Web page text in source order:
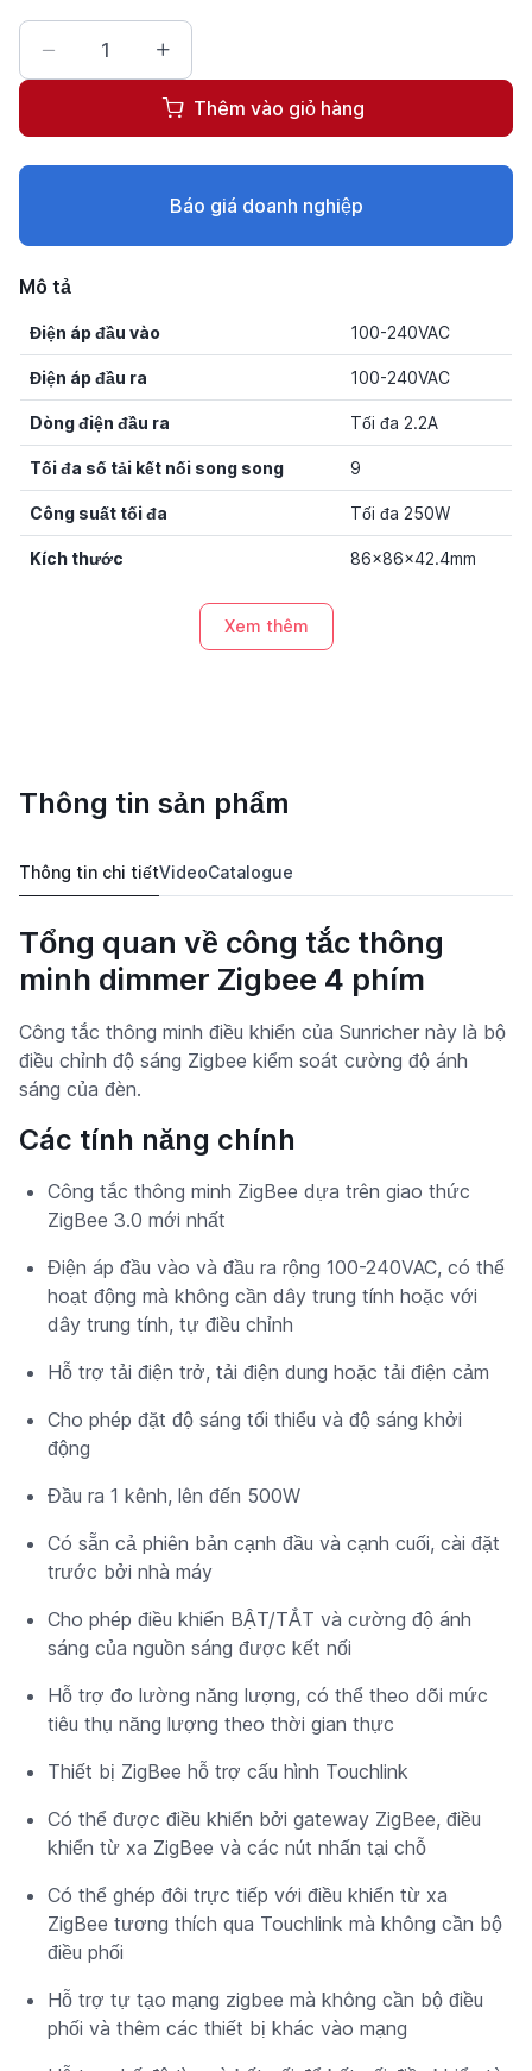
Thêm vào giỏ hàng
Báo giá doanh nghiệp
Mô tả
Điện áp đầu vào 100-240VAC
Điện áp đầu ra 100-240VAC
Dòng điện đầu ra Tối đa 2.2A
Tối đa số tải kết nối song song 9
Công suất tối đa Tối đa 250W
Kích thước 86x86x42.4mm
Xem thêm
Thông tin sản phẩm
Thông tin chi tiếtVideoCatalogue
Tổng quan về công tắc thông
minh dimmer Zigbee 4 phím
Công tắc thông minh điều khiển của Sunricher này là bộ
điều chỉnh độ sáng Zigbee kiểm soát cường độ ánh
sáng của đèn.
Các tính năng chính
Công tắc thông minh ZigBee dựa trên giao thức
ZigBee 3.0 mới nhất
Điện áp đầu vào và đầu ra rộng 100-240VAC, có thể
hoạt động mà không cần dây trung tính hoặc với
dây trung tính, tự điều chỉnh
Hỗ trợ tải điện trở, tải điện dung hoặc tải điện cảm
Cho phép đặt độ sáng tối thiểu và độ sáng khởi
động
Đầu ra 1 kênh, lên đến 500W
Có sẵn cả phiên bản cạnh đầu và cạnh cuối, cài đặt
trước bởi nhà máy
Cho phép điều khiển BẬT/TẮT và cường độ ánh
sáng của nguồn sáng được kết nối
Hỗ trợ đo lường năng lượng, có thể theo dõi mức
tiêu thụ năng lượng theo thời gian thực
Thiết bị ZigBee hỗ trợ cấu hình Touchlink
Có thể được điều khiển bởi gateway ZigBee, điều
khiển từ xa ZigBee và các nút nhấn tại chỗ
Có thể ghép đôi trực tiếp với điều khiển từ xa
ZigBee tương thích qua Touchlink mà không cần bộ
điều phối
Hỗ trợ tự tạo mạng zigbee mà không cần bộ điều
phối và thêm các thiết bị khác vào mạng